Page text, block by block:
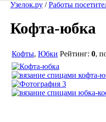
Узелок.ру /Работы
Кофта-юбка
Кофты, Юбки Рейтинг: 0,